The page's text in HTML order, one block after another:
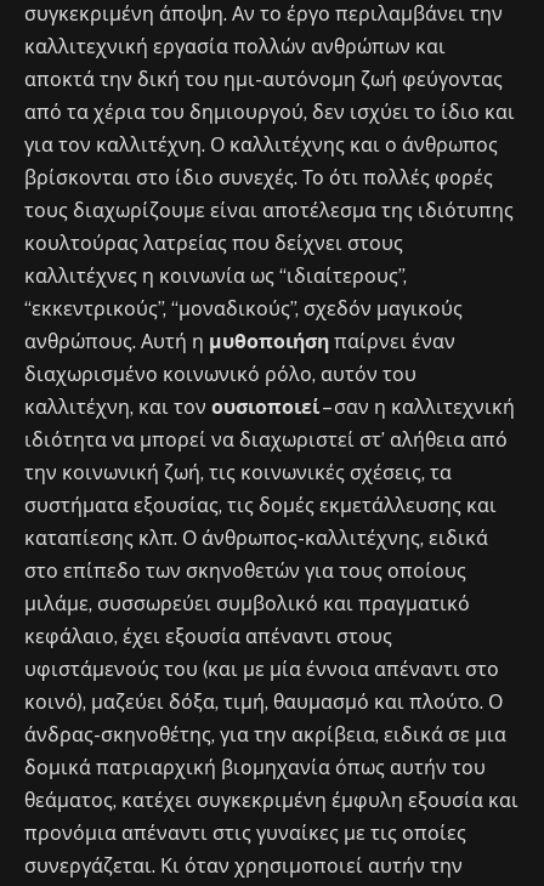
συγκεκριμένη άποψη. Αν το έργο περιλαμβάνει την
καλλιτεχνική εργασία πολλών ανθρώπων και
αποκτά την δική του ημι-αυτόνομη ζωή φεύγοντας
από τα χέρια του δημιουργού, δεν ισχύει το ίδιο και
για τον καλλιτέχνη. Ο καλλιτέχνης και ο άνθρωπος
βρίσκονται στο ίδιο συνεχές. Το ότι πολλές φορές
τους διαχωρίζουμε είναι αποτέλεσμα της ιδιότυπης
κουλτούρας λατρείας που δείχνει στους
καλλιτέχνες η κοινωνία ως “ιδιαίτερους”,
“εκκεντρικούς”, “μοναδικούς”, σχεδόν μαγικούς
ανθρώπους. Αυτή η μυθοποιήση παίρνει έναν
διαχωρισμένο κοινωνικό ρόλο, αυτόν του
καλλιτέχνη, και τον ουσιοποιεί– σαν η καλλιτεχνική
ιδιότητα να μπορεί να διαχωριστεί στ’ αλήθεια από
την κοινωνική ζωή, τις κοινωνικές σχέσεις, τα
συστήματα εξουσίας, τις δομές εκμετάλλευσης και
καταπίεσης κλπ. Ο άνθρωπος-καλλιτέχνης, ειδικά
στο επίπεδο των σκηνοθετών για τους οποίους
μιλάμε, συσσωρεύει συμβολικό και πραγματικό
κεφάλαιο, έχει εξουσία απέναντι στους
υφιστάμενούς του (και με μία έννοια απέναντι στο
κοινό), μαζεύει δόξα, τιμή, θαυμασμό και πλούτο. Ο
άνδρας-σκηνοθέτης, για την ακρίβεια, ειδικά σε μια
δομικά πατριαρχική βιομηχανία όπως αυτήν του
θεάματος, κατέχει συγκεκριμένη έμφυλη εξουσία και
προνόμια απέναντι στις γυναίκες με τις οποίες
συνεργάζεται. Κι όταν χρησιμοποιεί αυτήν την